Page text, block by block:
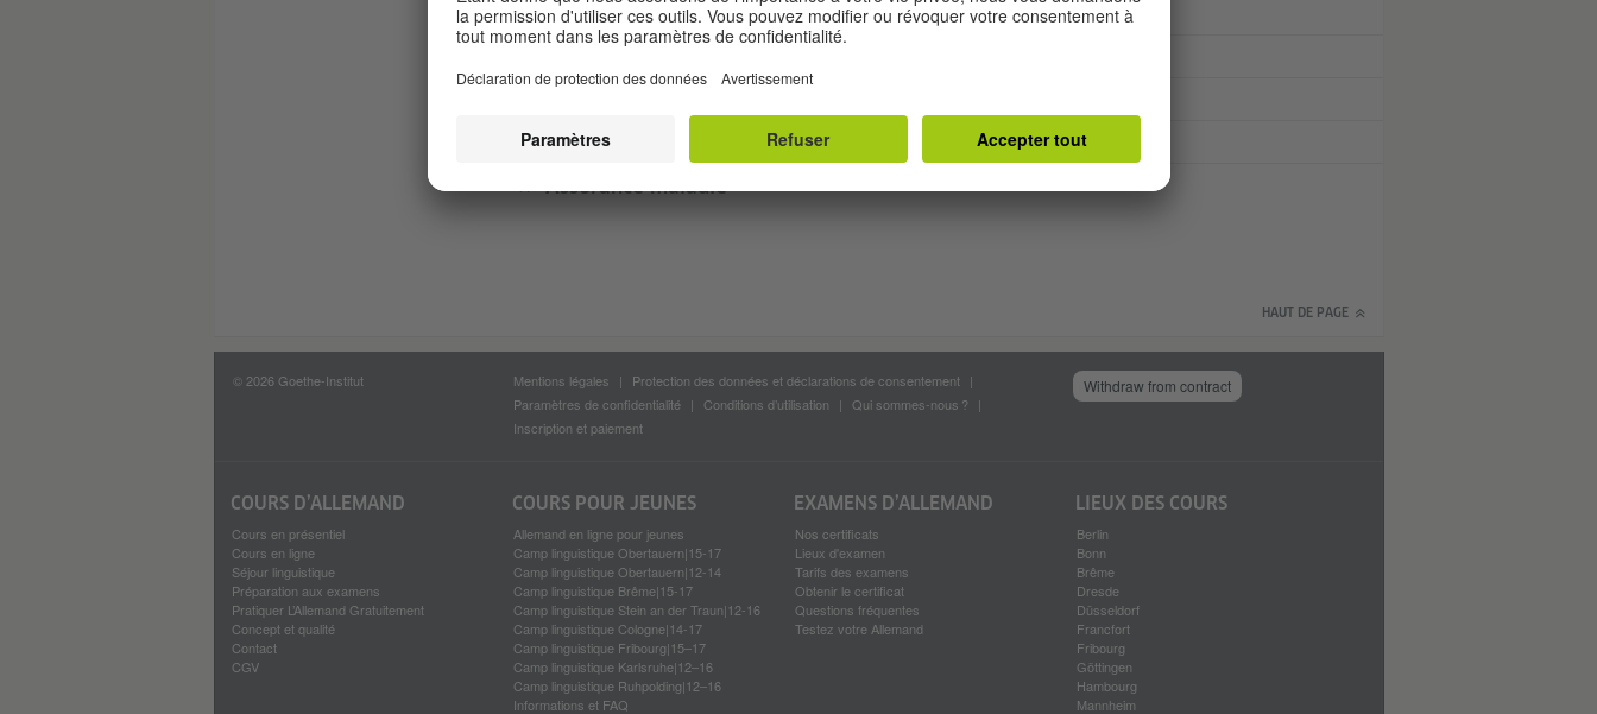
Paiement
Visa
Assurance maladie
HAUT DE PAGE
© 2026 Goethe-Institut Mentions légales
Protection des données et déclarations de consentement
Paramètres de confidentialité
Conditions d’utilisation
Qui sommes-nous ?
Inscription et paiement
Withdraw from contract
COURS D’ALLEMAND
Cours en présentiel
Cours en ligne
Séjour linguistique
Préparation aux examens
Pratiquer L’Allemand Gratuitement
Concept et qualité
Contact
CGV
COURS POUR JEUNES
Allemand en ligne pour jeunes
Camp linguistique Obertauern|15-17
Camp linguistique Obertauern|12-14
Camp linguistique Brême|15-17
Camp linguistique Stein an der Traun|12-16
Camp linguistique Cologne|14-17
Camp linguistique Fribourg|15–17
Camp linguistique Karlsruhe|12–16
Camp linguistique Ruhpolding|12–16
Informations et FAQ
EXAMENS D’ALLEMAND
Nos certificats
Lieux d'examen
Tarifs des examens
Obtenir le certificat
Questions fréquentes
Testez votre Allemand
LIEUX DES COURS
Berlin
Bonn
Brême
Dresde
Düsseldorf
Francfort
Fribourg
Göttingen
Hambourg
Mannheim